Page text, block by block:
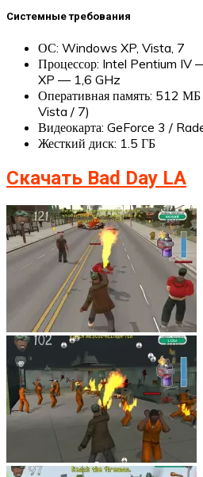
Системные требования
ОС: Windows XP, Vista, 7
Процессор: Intel Pentium
XP — 1,6 GHz
Оперативная память: 512
Vista / 7)
Видеокарта: GeForce 3 /
Жесткий диск: 1.5 ГБ
Скачать Bad Day LA